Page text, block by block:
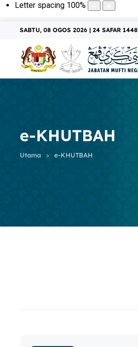
Letter spacing 100%
SABTU, 08 OGOS 2026 | 24 SAFAR 1448
e-KHUTBAH
Utama e-KHUTBAH